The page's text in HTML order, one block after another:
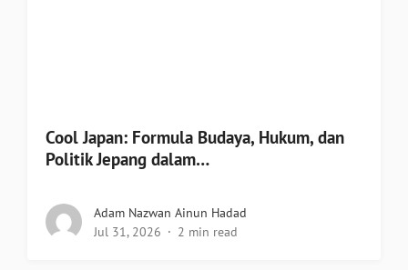
Cool Japan: Formula Budaya, Hukum, dan
Politik Jepang dalam…
Adam Nazwan Ainun Hadad
Jul 31, 2026
2 min read